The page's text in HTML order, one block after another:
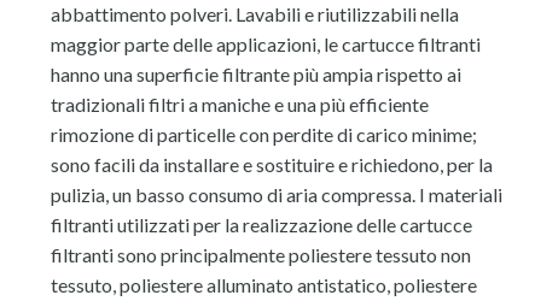
abbattimento polveri. Lavabili e riutilizzabili nella
maggior parte delle applicazioni, le cartucce filtranti
hanno una superficie filtrante più ampia rispetto ai
tradizionali filtri a maniche e una più efficiente
rimozione di particelle con perdite di carico minime;
sono facili da installare e sostituire e richiedono, per la
pulizia, un basso consumo di aria compressa. I materiali
filtranti utilizzati per la realizzazione delle cartucce
filtranti sono principalmente poliestere tessuto non
tessuto, poliestere alluminato antistatico, poliestere